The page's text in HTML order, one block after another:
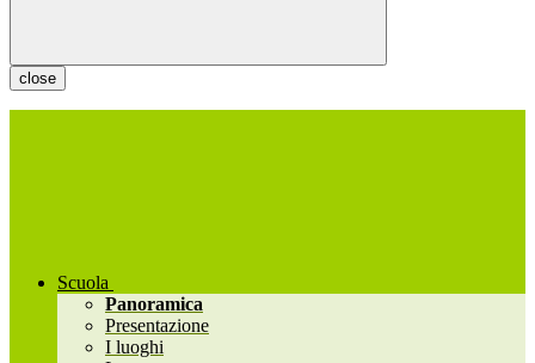
close
Scuola
Panoramica
Presentazione
I luoghi